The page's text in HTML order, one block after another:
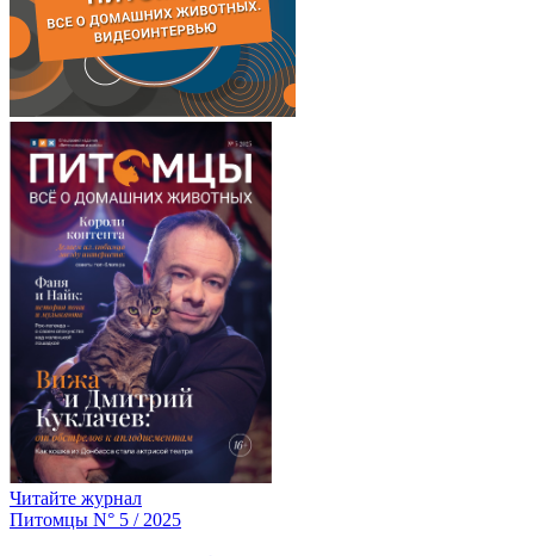
Читайте журнал
Питомцы N° 5 / 2025